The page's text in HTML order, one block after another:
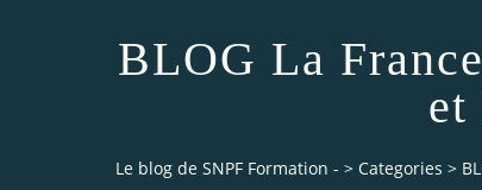
BLOG La
et
Le blog de SNPF Formation - > Categories >